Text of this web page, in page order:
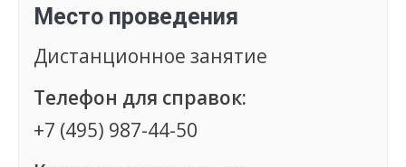
Место проведения
Дистанционное занятие
Телефон для справок:
+7 (495) 987-44-50